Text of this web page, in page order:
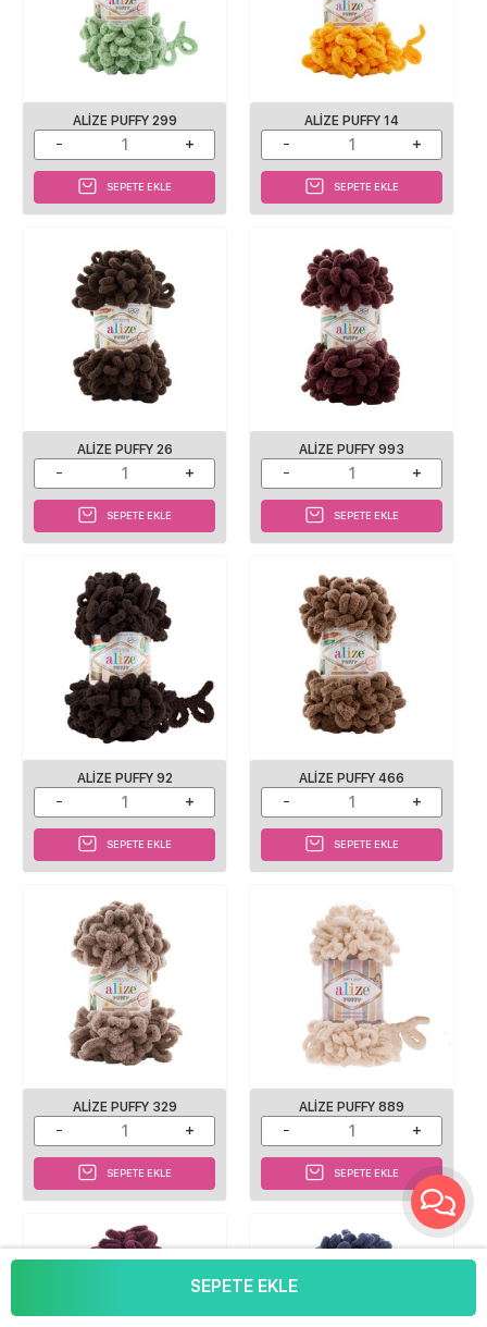
SEPETE EKLE
ALIZE PUFFY 299
SEPETE EKLE
ALIZE PUFFY 14
SEPETE EKLE
ALIZE PUFFY 26
SEPETE EKLE
ALIZE PUFFY 993
SEPETE EKLE
ALIZE PUFFY 92
SEPETE EKLE
ALIZE PUFFY 466
SEPETE EKLE
ALIZE PUFFY 329
SEPETE EKLE
ALIZE PUFFY 889
SEPETE EKLE